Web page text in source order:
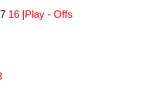
16 |Play - Offs